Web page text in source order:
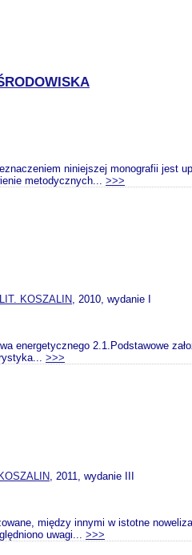
niniejszej monografii jest
metodycznych... >>>
KOSZALIN, 2010, wydanie I
energetycznego 2.1.Podstawowe
>>>
, 2011, wydanie III
między innymi w istotne
uwagi... >>>